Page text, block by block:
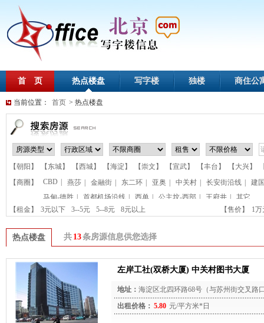
首 页 热点楼盘 写字楼 独楼 商住公
当前位置： 首页 > 热点楼盘
【朝阳】 【东城】 【西城】 【海淀】 【崇文】 【宣武】 【丰台】 【大兴】
【商圈】
CBD 燕莎 金融街 东二环 亚奥 中关村 长安街沿线
建
马甸-德胜 | 首都机场沿线 | 西单 | 公主坟-西部 | 王府井 |
其它
【租金】
3元以下 3--5元 5--8元 8元以上 【售价】 1
热点楼盘 共 13条房源信息供您选择
左岸工社(双桥大厦) 中关村图书大厦
地址： 海淀区北四环路68号（与苏州街交叉路
出租价格： 5.80 元/平方米*日